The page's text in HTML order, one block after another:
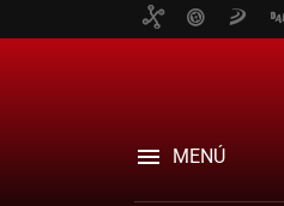
MENÚ